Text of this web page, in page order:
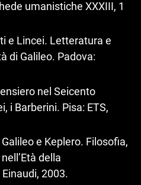
umanistiche XXXIII, 1
e Lincei. Letteratura e
di Galileo. Padova:
nel Seicento
i Barberini. Pisa: ETS,
e Keplero. Filosofia,
della
2003.